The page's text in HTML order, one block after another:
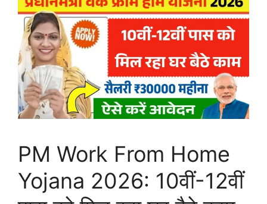
PM Work From Home
Yojana 2026: 10वीं-12वीं